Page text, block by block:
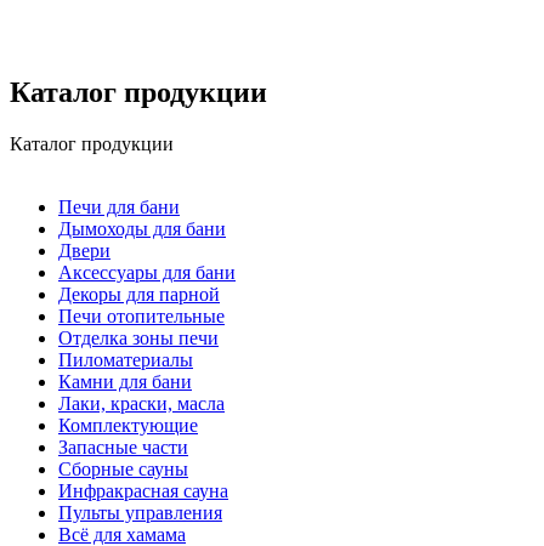
Каталог продукции
Каталог продукции
Печи для бани
Дымоходы для бани
Двери
Аксессуары для бани
Декоры для парной
Печи отопительные
Отделка зоны печи
Пиломатериалы
Камни для бани
Лаки, краски, масла
Комплектующие
Запасные части
Сборные сауны
Инфракрасная сауна
Пульты управления
Всё для хамама